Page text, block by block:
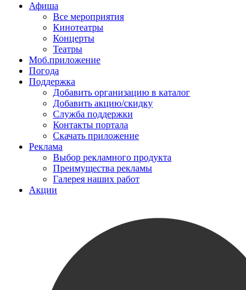
Афиша
Все мероприятия
Кинотеатры
Концерты
Театры
Моб.приложение
Погода
Поддержка
Добавить организацию в каталог
Добавить акцию/скидку
Служба поддержки
Контакты портала
Скачать приложение
Реклама
Выбор рекламного продукта
Преимущества рекламы
Галерея наших работ
Акции